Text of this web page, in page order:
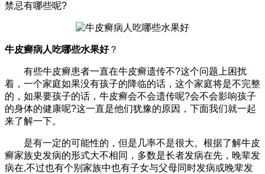
禁忌有哪些呢?
牛皮癣病人吃哪些水果好？
有些牛皮癣患者一直在牛皮癣遗传不?这个问题上困扰
着，一个家庭如果没有孩子的降临的话，这个家庭将是不完整
的，如果要孩子的话，牛皮癣会不会遗传呢?会不会影响孩子
的身体的健康呢?这一直是他们犹豫的原因，下面我们就一起
来了解一下。
是有一定的可能性的，但是几率不是很大。根据了解牛皮
癣家族史发病的形式大不相同，多数是长者发病在先，晚辈发
病在,不过也有个别家族中也有子女与父母同时发病或晚辈发